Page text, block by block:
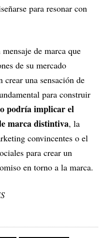
para resonar con
de marca que
de su mercado
una sensación de
para construir
podría implicar el
marca distintiva, la
convincentes o el
para crear un
en torno a la marca.